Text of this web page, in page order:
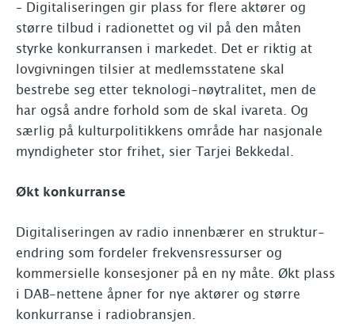
– Digitaliseringen gir plass for flere aktører og
større tilbud i radionettet og vil på den måten
styrke konkurransen i markedet. Det er riktig at
lovgivningen tilsier at medlemsstatene skal
bestrebe seg etter teknologi-nøytralitet, men de
har også andre forhold som de skal ivareta. Og
særlig på kulturpolitikkens område har nasjonale
myndigheter stor frihet, sier Tarjei Bekkedal.
Økt konkurranse
Digitaliseringen av radio innenbærer en struktur-
endring som fordeler frekvensressurser og
kommersielle konsesjoner på en ny måte. Økt plass
i DAB-nettene åpner for nye aktører og større
konkurranse i radiobransjen.